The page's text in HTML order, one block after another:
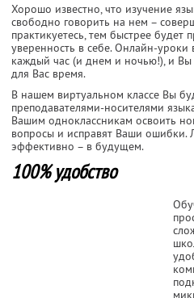
Хорошо известно, что изучение
свободно говорить на нем –
практикуетесь, тем быстрее будет
уверенность в себе. Онлайн-
каждый час (и днем и ночью!), и
для Вас время.
В нашем виртуальном классе Вы
преподавателями-носителями
Вашим одноклассникам освоить
вопросы и исправят Ваши ошибки.
эффективно – в будущем.
100% удобство